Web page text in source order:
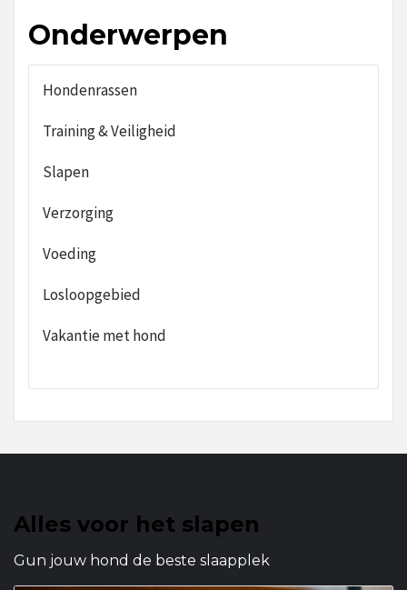
Onderwerpen
Hondenrassen
Training & Veiligheid
Slapen
Verzorging
Voeding
Losloopgebied
Vakantie met hond
Alles voor het slapen
Gun jouw hond de beste slaapplek